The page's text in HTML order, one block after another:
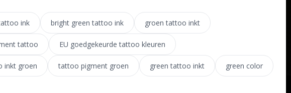
ink bright green tattoo ink groen tattoo inkt
tattoo EU goedgekeurde tattoo kleuren
inkt groen tattoo pigment groen green tattoo inkt green color